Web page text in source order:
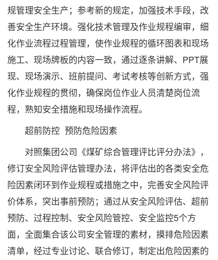
规管理安全生产；参考新的规定，加强技术手段，改
善安全生产环境。强化技术管理及作业规程编审，细
化作业流程过程管理，使作业规程的循环图表和现场
施工、现场牌板的内容一致，通过逐条讲解、PPT展
现、现场演示、班前提问、考试考核等创新方式，强
化作业规程的贯彻，确保岗位作业人员清楚岗位流
程，熟知安全措施和现场操作流程。
超前防控 预防危险因素
对照集团公司《煤矿综合管理评比评分办法》，
修订安全风险评估管理办法，将评估出的各类安全危
险因素闭环到作业规程或措施之中，完善安全风险评
价体系，突出事前预防；通过从安全风险评估、超前
预防、过程控制、安全风险管控、安全监控5个方
面，全面集合该公司安全管理的素材，摸排危险因素
清单，经过专业讨论、联合修订，制定出危险因素的